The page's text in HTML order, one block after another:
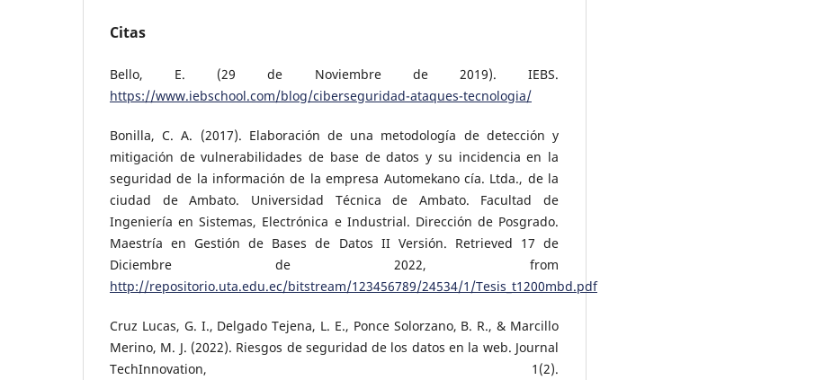
Citas
Bello, E. (29 de Noviembre de 2019). IEBS.
https://www.iebschool.com/blog/ciberseguridad-ataques-tecnologia/
Bonilla, C. A. (2017). Elaboración de una metodología de detección y
mitigación de vulnerabilidades de base de datos y su incidencia en la
seguridad de la información de la empresa Automekano cía. Ltda., de la
ciudad de Ambato. Universidad Técnica de Ambato. Facultad de
Ingeniería en Sistemas, Electrónica e Industrial. Dirección de Posgrado.
Maestría en Gestión de Bases de Datos II Versión. Retrieved 17 de
Diciembre de 2022, from
http://repositorio.uta.edu.ec/bitstream/123456789/24534/1/Tesis_t1200mbd.pdf
Cruz Lucas, G. I., Delgado Tejena, L. E., Ponce Solorzano, B. R., & Marcillo
Merino, M. J. (2022). Riesgos de seguridad de los datos en la web. Journal
TechInnovation, 1(2).